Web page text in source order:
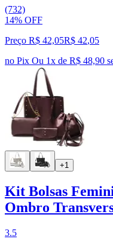
(732)
14% OFF
Preço R$ 42,05R$ 42,05
no Pix Ou 1x de R$ 48,90
+1
Kit Bolsas
Ombro
3.5